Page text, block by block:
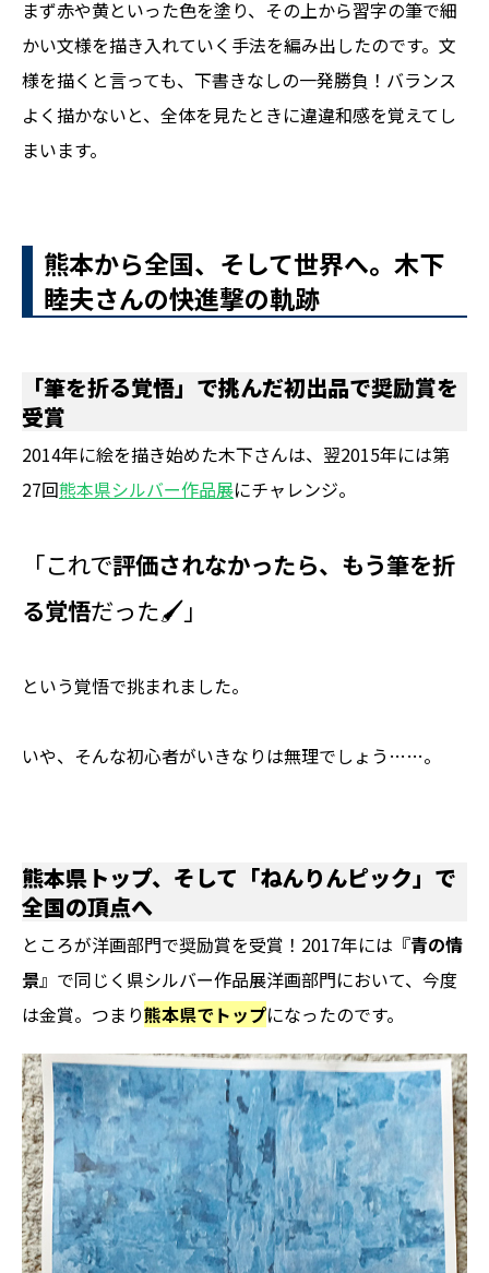
まず赤や黄といった色を塗り、その上から習字の筆で細
かい文様を描き入れていく手法を編み出したのです。文
様を描くと言っても、下書きなしの一発勝負！バランス
よく描かないと、全体を見たときに違違和感を覚えてし
まいます。
熊本から全国、そして世界へ。木下
睦夫さんの快進撃の軌跡
「筆を折る覚悟」で挑んだ初出品で奨励賞を
受賞
2014年に絵を描き始めた木下さんは、翌2015年には第
27回熊本県シルバー作品展にチャレンジ。
「これで評価されなかったら、もう筆を折
る覚悟だった🖌」
という覚悟で挑まれました。
いや、そんな初心者がいきなりは無理でしょう……。
熊本県トップ、そして「ねんりんピック」で
全国の頂点へ
ところが洋画部門で奨励賞を受賞！2017年には『青の情
景』で同じく県シルバー作品展洋画部門において、今度
は金賞。つまり熊本県でトップになったのです。